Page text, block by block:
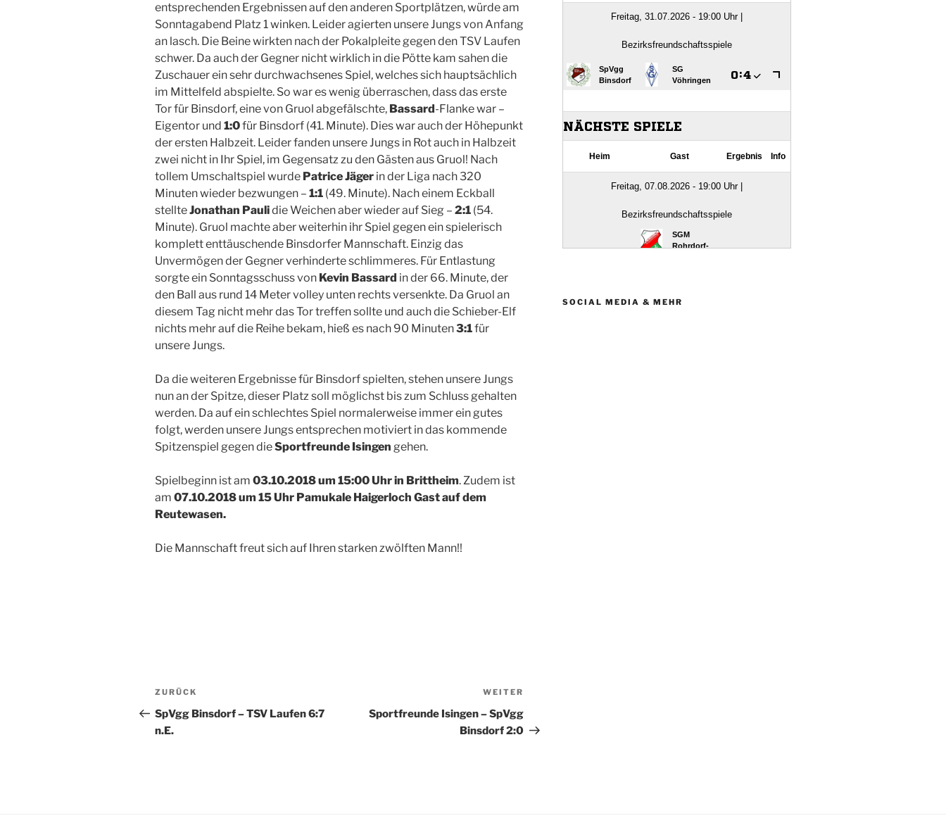
entsprechenden Ergebnissen auf den anderen Sportplätzen, würde am
Sonntagabend Platz 1 winken. Leider agierten unsere Jungs von Anfang
an lasch. Die Beine wirkten nach der Pokalpleite gegen den TSV Laufen
schwer. Da auch der Gegner nicht wirklich in die Pötte kam sahen die
Zuschauer ein sehr durchwachsenes Spiel, welches sich hauptsächlich
im Mittelfeld abspielte. So war es wenig überraschen, dass das erste
Tor für Binsdorf, eine von Gruol abgefälschte, Bassard-Flanke war –
Eigentor und 1:0für Binsdorf (41. Minute). Dies war auch der Höhepunkt
der ersten Halbzeit. Leider fanden unsere Jungs in Rot auch in Halbzeit
zwei nicht in Ihr Spiel, im Gegensatz zu den Gästen aus Gruol! Nach
tollem Umschaltspiel wurde Patrice Jäger in der Liga nach 320
Minuten wieder bezwungen – 1:1 (49. Minute). Nach einem Eckball
stellteJonathan Paulidie Weichen aber wieder auf Sieg – 2:1 (54.
Minute). Gruol machte aber weiterhin ihr Spiel gegen ein spielerisch
komplett enttäuschende Binsdorfer Mannschaft. Einzig das
Unvermögen der Gegner verhinderte schlimmeres. Für Entlastung
sorgte ein Sonntagsschuss von Kevin Bassard in der 66. Minute, der
den Ball aus rund 14 Meter volley unten rechts versenkte. Da Gruol an
diesem Tag nicht mehr das Tor treffen sollte und auch die Schieber-Elf
nichts mehr auf die Reihe bekam, hieß es nach 90 Minuten3:1für
unsere Jungs.
Da die weiteren Ergebnisse für Binsdorf spielten, stehen unsere Jungs
nun an der Spitze, dieser Platz soll möglichst bis zum Schluss gehalten
werden. Da auf ein schlechtes Spiel normalerweise immer ein gutes
folgt, werden unsere Jungs entsprechen motiviert in das kommende
Spitzenspiel gegen dieSportfreunde Isingen gehen.
Spielbeginn ist am 03.10.2018 um 15:00 Uhr in Brittheim. Zudem ist
am 07.10.2018 um 15 Uhr Pamukale Haigerloch Gast auf dem
Reutewasen.
Die Mannschaft freut sich auf Ihren starken zwölften Mann!!
Beitragsnavigation
Vorheriger
Beitrag
ZURÜCK
SpVgg Binsdorf – TSV Laufen 6:7
n.E.
Beitrag
WEITER
Sportfreunde Isingen – SpVgg
Binsdorf 2:0
SOCIAL MEDIA & MEHR